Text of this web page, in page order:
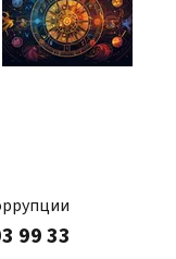
99 33